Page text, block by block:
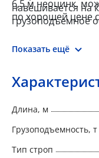
навешивается на
грузоподъемное
разгрузочных
6,5 м неоцинк.
по хорошей цене
Показать ещё
Длина, м
Грузоподъемность, т
Тип строп